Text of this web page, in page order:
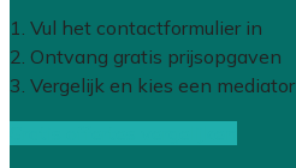
1. Vul het contactformulier in
2. Ontvang gratis prijsopgaven
3. Vergelijk en kies een mediator